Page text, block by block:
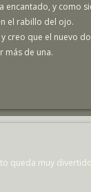
encantado, y como
el rabillo del ojo.
creo que el nuevo
más de una.
queda muy